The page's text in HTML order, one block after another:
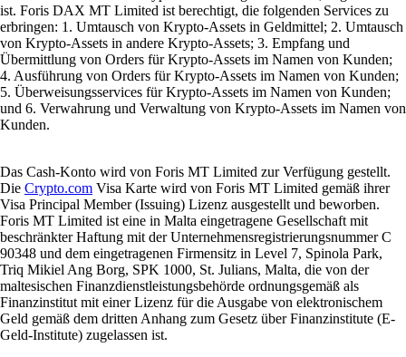
ist. Foris DAX MT Limited ist berechtigt, die folgenden Services zu
erbringen: 1. Umtausch von Krypto-Assets in Geldmittel; 2. Umtausch
von Krypto-Assets in andere Krypto-Assets; 3. Empfang und
Übermittlung von Orders für Krypto-Assets im Namen von Kunden;
4. Ausführung von Orders für Krypto-Assets im Namen von Kunden;
5. Überweisungsservices für Krypto-Assets im Namen von Kunden;
und 6. Verwahrung und Verwaltung von Krypto-Assets im Namen von
Kunden.
Das Cash-Konto wird von Foris MT Limited zur Verfügung gestellt.
Die Crypto.com Visa Karte wird von Foris MT Limited gemäß ihrer
Visa Principal Member (Issuing) Lizenz ausgestellt und beworben.
Foris MT Limited ist eine in Malta eingetragene Gesellschaft mit
beschränkter Haftung mit der Unternehmensregistrierungsnummer C
90348 und dem eingetragenen Firmensitz in Level 7, Spinola Park,
Triq Mikiel Ang Borg, SPK 1000, St. Julians, Malta, die von der
maltesischen Finanzdienstleistungsbehörde ordnungsgemäß als
Finanzinstitut mit einer Lizenz für die Ausgabe von elektronischem
Geld gemäß dem dritten Anhang zum Gesetz über Finanzinstitute (E-
Geld-Institute) zugelassen ist.